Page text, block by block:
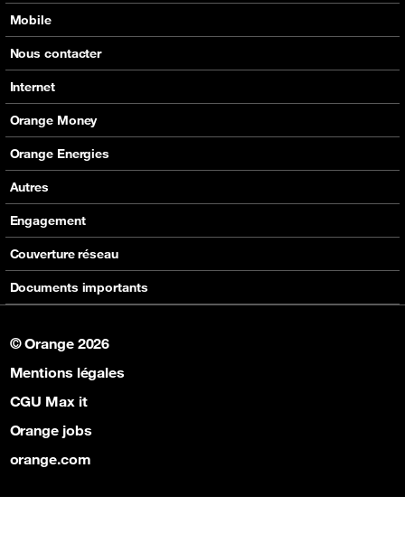
Mobile
Nos offres
Nos produits
Assistance
Nous contacter
Tous les contacts
En boutique
Internet
Nos offres
Nos produits
Assistance
Orange Money
Carte Visa Orange Money
Devenir partenaire Orange Money
Assistance
Orange Energies
Offres
Autres
SVA
Max it
Boutique
Engagement
RSE
Fondation Orange
Couverture réseau
Documents importants
© Orange 2026
Mentions légales
CGU Max it
Orange jobs
orange.com